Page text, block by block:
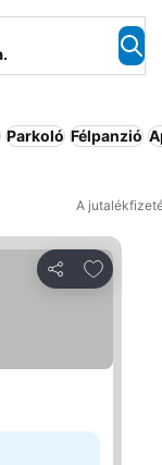
Parkoló Félpanzió
A
Megosztás